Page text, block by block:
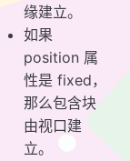
缘建立。
如果
position 属
性是 fixed，
那么包含块
由视口建
立。